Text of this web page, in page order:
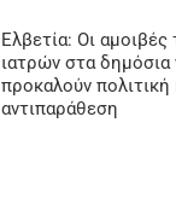
Ελβετία: Οι
ιατρών στα δημόσια
προκαλούν πολιτική
αντιπαράθεση